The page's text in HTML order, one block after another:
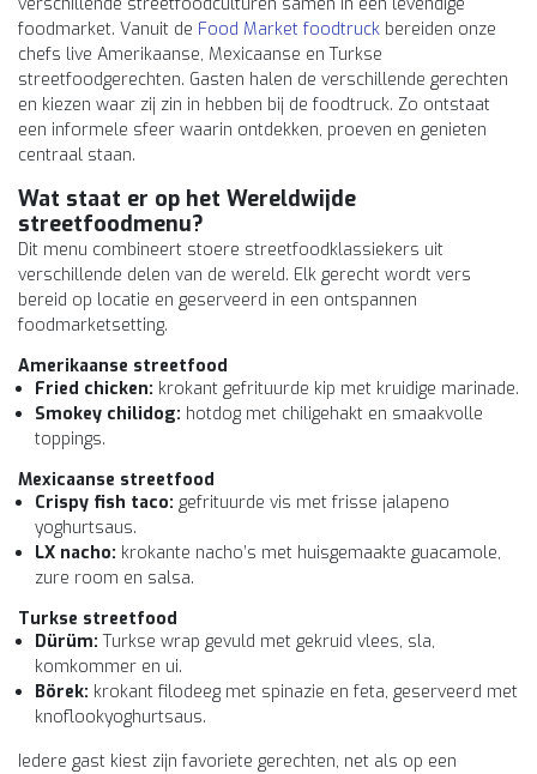
foodmarket. Vanuit de Food Market foodtruck bereiden onze
chefs live Amerikaanse, Mexicaanse en Turkse
streetfoodgerechten. Gasten halen de verschillende gerechten
en kiezen waar zij zin in hebben bij de foodtruck. Zo ontstaat
een informele sfeer waarin ontdekken, proeven en genieten
centraal staan.
Wat staat er op het Wereldwijde
streetfoodmenu?
Dit menu combineert stoere streetfoodklassiekers uit
verschillende delen van de wereld. Elk gerecht wordt vers
bereid op locatie en geserveerd in een ontspannen
foodmarketsetting.
Amerikaanse streetfood
Fried chicken: krokant gefrituurde kip met kruidige marinade.
Smokey chilidog: hotdog met chiligehakt en smaakvolle
toppings.
Mexicaanse streetfood
Crispy fish taco: gefrituurde vis met frisse jalapeno
yoghurtsaus.
LX nacho: krokante nacho’s met huisgemaakte guacamole,
zure room en salsa.
Turkse streetfood
Dürüm: Turkse wrap gevuld met gekruid vlees, sla,
komkommer en ui.
Börek: krokant filodeeg met spinazie en feta, geserveerd met
knoflookyoghurtsaus.
Iedere gast kiest zijn favoriete gerechten, net als op een